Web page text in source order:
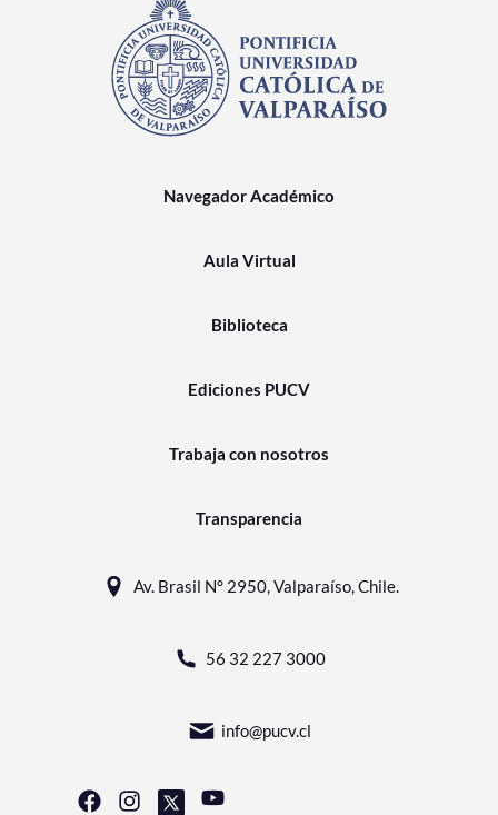
Navegador Académico
Aula Virtual
Biblioteca
Ediciones PUCV
Trabaja con nosotros
Transparencia
Av. Brasil N° 2950, Valparaíso, Chile.
56 32 227 3000
info@pucv.cl